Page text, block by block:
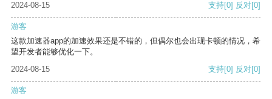
2024-08-15 支持[0] 反对[0]
游客
这款加速器app的加速效果还是不错的，但偶尔也会出现卡顿的情况，希
望开发者能够优化一下。
2024-08-15
支持[0] 反对[0]
游客